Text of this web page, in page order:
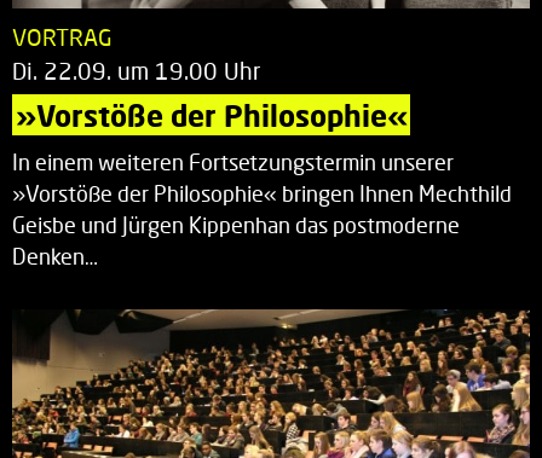
VORTRAG
Di. 22.09. um 19.00 Uhr
»Vorstöße der Philosophie«
In einem weiteren Fortsetzungstermin unserer
»Vorstöße der Philosophie« bringen Ihnen Mechthild
Geisbe und Jürgen Kippenhan das postmoderne
Denken…